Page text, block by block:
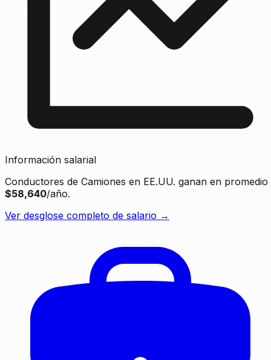
Información salarial
Conductores de Camiones en EE.UU. ganan en promedio
$58,640/año.
Ver desglose completo de salario →